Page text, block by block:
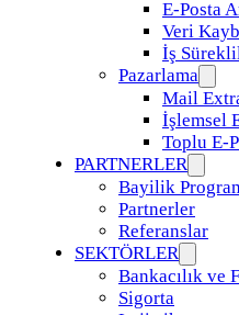
E-Posta
Veri
İş
Pazarlama
Mail
İşlemsel
Toplu E-
PARTNERLER
Bayilik
Partnerler
Referanslar
SEKTÖRLER
Bankacılık ve
Sigorta